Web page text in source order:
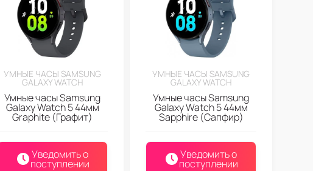
УМНЫЕ ЧАСЫ SAMSUNG
GALAXY WATCH
Умные часы Samsung
Galaxy Watch 5 44мм
Graphite (Графит)
Уведомить о
поступлении
УМНЫЕ ЧАСЫ SAMSUNG
GALAXY WATCH
Умные часы Samsung
Galaxy Watch 5 44мм
Sapphire (Сапфир)
Уведомить о
поступлении